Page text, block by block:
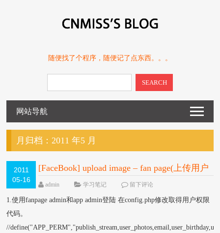
随便找了个程序，随便记了点东西。。。
SEARCH
网站导航
月归档：2011 年5 月
2011
05-16
[FaceBook] upload image – fan page(上传用户
相片到客户专页相册的方式) 8889 VIEW
admin 学习笔记 留下评论
1.使用fanpage admin和app admin登陆 在config.php修改取得用户权限
代码。
//